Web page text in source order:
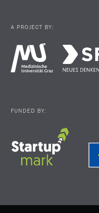
A PROJECT BY:
FUNDED BY: